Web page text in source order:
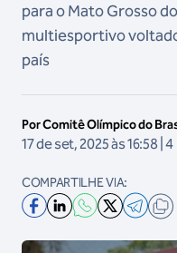
para o Mato Grosso
multiesportivo
país
Por Comitê Olímpico do
17 de set, 2025 às 16:58 |
COMPARTILHE VIA: